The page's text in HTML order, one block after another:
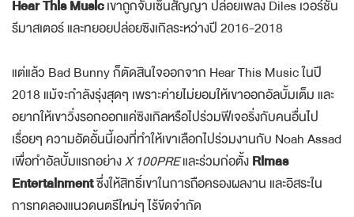
Hear This Musicเขาถูกจับเซ็นสัญญา ปล่อยเพลง Diles เวอร์ชัน
รีมาสเตอร์ และทยอยปล่อยซิงเกิลระหว่างปี 2016-2018
แต่แล้ว Bad Bunny ก็ตัดสินใจออกจาก Hear This Music ในปี
2018 แม้จะกำลังรุ่งสุดๆ เพราะค่ายไม่ยอมให้เขาออกอัลบั้มเต็ม และ
อยากให้เขาวิ่งรอกออกแค่ซิงเกิลหรือไปร่วมฟีเจอริ่งกับคนอื่นไป
เรื่อยๆ ความอัดอั้นนี้เองที่ทำให้เขาเลือกไปร่วมงานกับ Noah Assad
เพื่อทำอัลบั้มแรกอย่างX 100PREและร่วมก่อตั้งRimas
Entertainmentซึ่งให้สิทธิ์เขาในการถือครองผลงาน และอิสระใน
การทดลองแนวดนตรีใหม่ๆ ไร้ขีดจำกัด